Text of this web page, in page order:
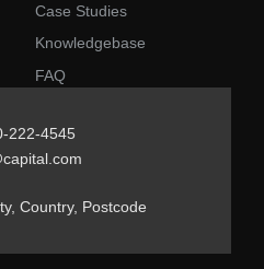
Case Studies
Knowledgebase
FAQ
222-4545
Country, Postcode